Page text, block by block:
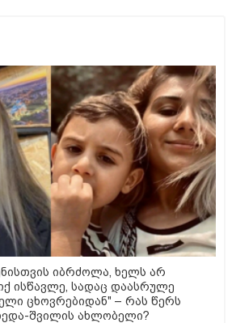
იბრძოლა, ხელს არ
ისწავლე, სადაც დაასრულე
ცხოვრებიდან" – რას წერს
შვილის ახლობელი?